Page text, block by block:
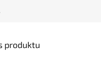
produktu